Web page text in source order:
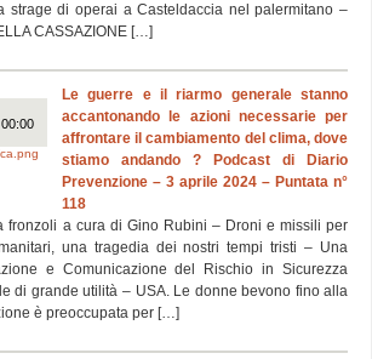
strage di operai a Casteldaccia nel palermitano –
CASSAZIONE […]
00:00
Le guerre e il riarmo generale stanno
accantonando le azioni necessarie per
affrontare il cambiamento del clima, dove
stiamo andando ? Podcast di Diario
Prevenzione – 3 aprile 2024 – Puntata n°
118
a cura di Gino Rubini – Droni e missili per
una tragedia dei nostri tempi tristi – Una
e Comunicazione del Rischio in Sicurezza
di grande utilità – USA. Le donne bevono fino alla
è preoccupata per […]